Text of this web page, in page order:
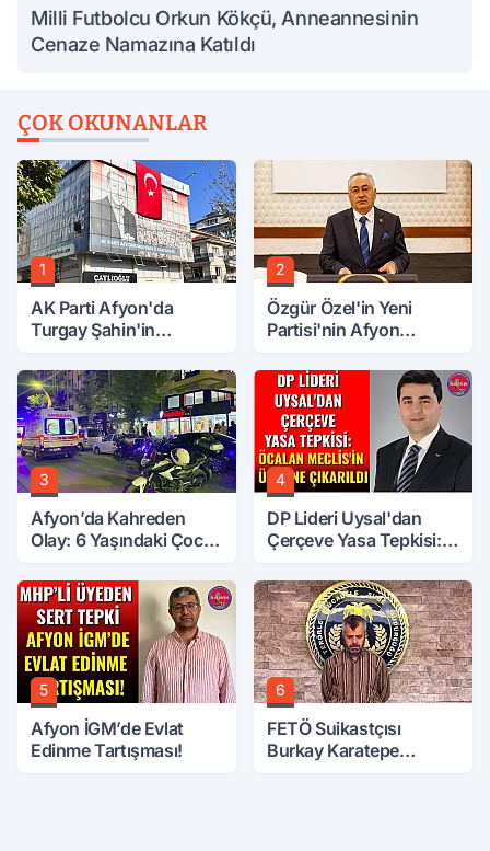
Milli Futbolcu Orkun Kökçü, Anneannesinin
Cenaze Namazına Katıldı
ÇOK OKUNANLAR
1
AK Parti Afyon'da
Turgay Şahin'in
2
Özgür Özel'in Yeni
Partisi'nin Afyon
3
Afyon’da Kahreden
Olay: 6 Yaşındaki Çocuk
4
DP Lideri Uysal'dan
Çerçeve Yasa Tepkisi:
Üzerine Çıkarıldı
5
Afyon İGM’de Evlat
Edinme Tartışması!
6
FETÖ Suikastçısı
Burkay Karatepe